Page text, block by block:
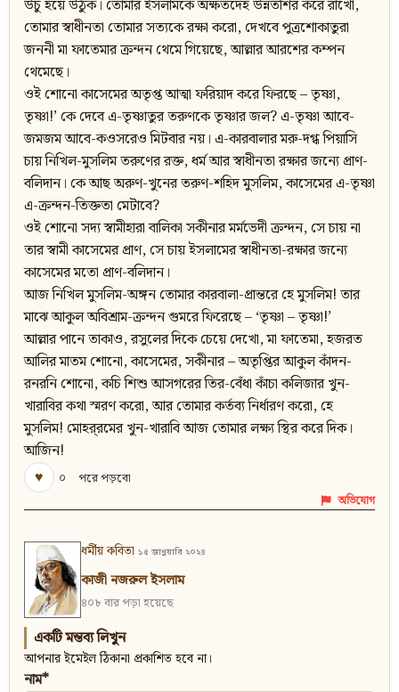
উঁচু হয়ে উঠুক। তোমার ইসলামকে অক্ষতদেহ উন্নতশির করে রাখো,
তোমার স্বাধীনতা তোমার সত্যকে রক্ষা করো, দেখবে পুত্রশোকাতুরা
জননী মা ফাতেমার ক্রন্দন থেমে গিয়েছে, আল্লার আরশের কম্পন
থেমেছে।
ওই শোনো কাসেমের অতৃপ্ত আত্মা ফরিয়াদ করে ফিরছে – তৃষ্ণা,
তৃষ্ণা!’ কে দেবে এ-তৃষ্ণাতুর তরুণকে তৃষ্ণার জল? এ-তৃষ্ণা আবে-
জমজম আবে-কওসরেও মিটবার নয়। এ-কারবালার মরু-দগ্ধ পিয়াসি
চায় নিখিল-মুসলিম তরুণের রক্ত, ধর্ম আর স্বাধীনতা রক্ষার জন্যে প্রাণ-
বলিদান। কে আছ অরুণ-খুনের তরুণ-শহিদ মুসলিম, কাসেমের এ-তৃষ্ণা
এ-ক্রন্দন-তিক্ততা মেটাবে?
ওই শোনো সদ্য স্বামীহারা বালিকা সকীনার মর্মভেদী ক্রন্দন, সে চায় না
তার স্বামী কাসেমের প্রাণ, সে চায় ইসলামের স্বাধীনতা-রক্ষার জন্যে
কাসেমের মতো প্রাণ-বলিদান।
আজ নিখিল মুসলিম-অঙ্গন তোমার কারবালা-প্রান্তরে হে মুসলিম! তার
মাঝে আকুল অবিশ্রাম-ক্রন্দন গুমরে ফিরেছে – ‘তৃষ্ণা – তৃষ্ণা!’
আল্লার পানে তাকাও, রসুলের দিকে চেয়ে দেখো, মা ফাতেমা, হজরত
আলির মাতম শোনো, কাসেমের, সকীনার – অতৃপ্তির আকুল কাঁদন-
রনরনি শোনো, কচি শিশু আসগরের তির-বেঁধা কাঁচা কলিজার খুন-
খারাবির কথা স্মরণ করো, আর তোমার কর্তব্য নির্ধারণ করো, হে
মুসলিম! মোহর্‌রমের খুন-খারাবি আজ তোমার লক্ষ্য স্থির করে দিক।
আজিন!
♥
০ পরে পড়বো
অভিযোগ
ধর্মীয় কবিতা ১৫ জানুয়ারি ২০২৪
কাজী নজরুল ইসলাম
৪০৮ বার পড়া হয়েছে
একটি মন্তব্য লিখুন
আপনার ইমেইল ঠিকানা প্রকাশিত হবে না।
নাম*